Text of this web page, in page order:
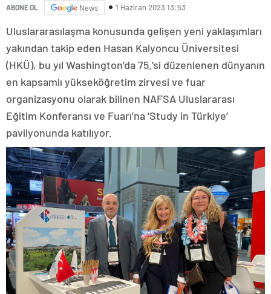
ABONE OL News 1 Haziran 2023 13:53
Uluslararasılaşma konusunda gelişen yeni yaklaşımları
yakından takip eden Hasan Kalyoncu Üniversitesi
(HKÜ), bu yıl Washington’da 75.’si düzenlenen dünyanın
en kapsamlı yükseköğretim zirvesi ve fuar
organizasyonu olarak bilinen NAFSA Uluslararası
Eğitim Konferansı ve Fuarı’na ‘Study in Türkiye’
pavilyonunda katılıyor.